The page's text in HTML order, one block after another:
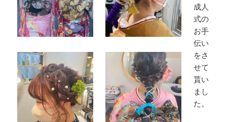
成人
式の
お手
伝い
をさ
せて
貰い
まし
た。